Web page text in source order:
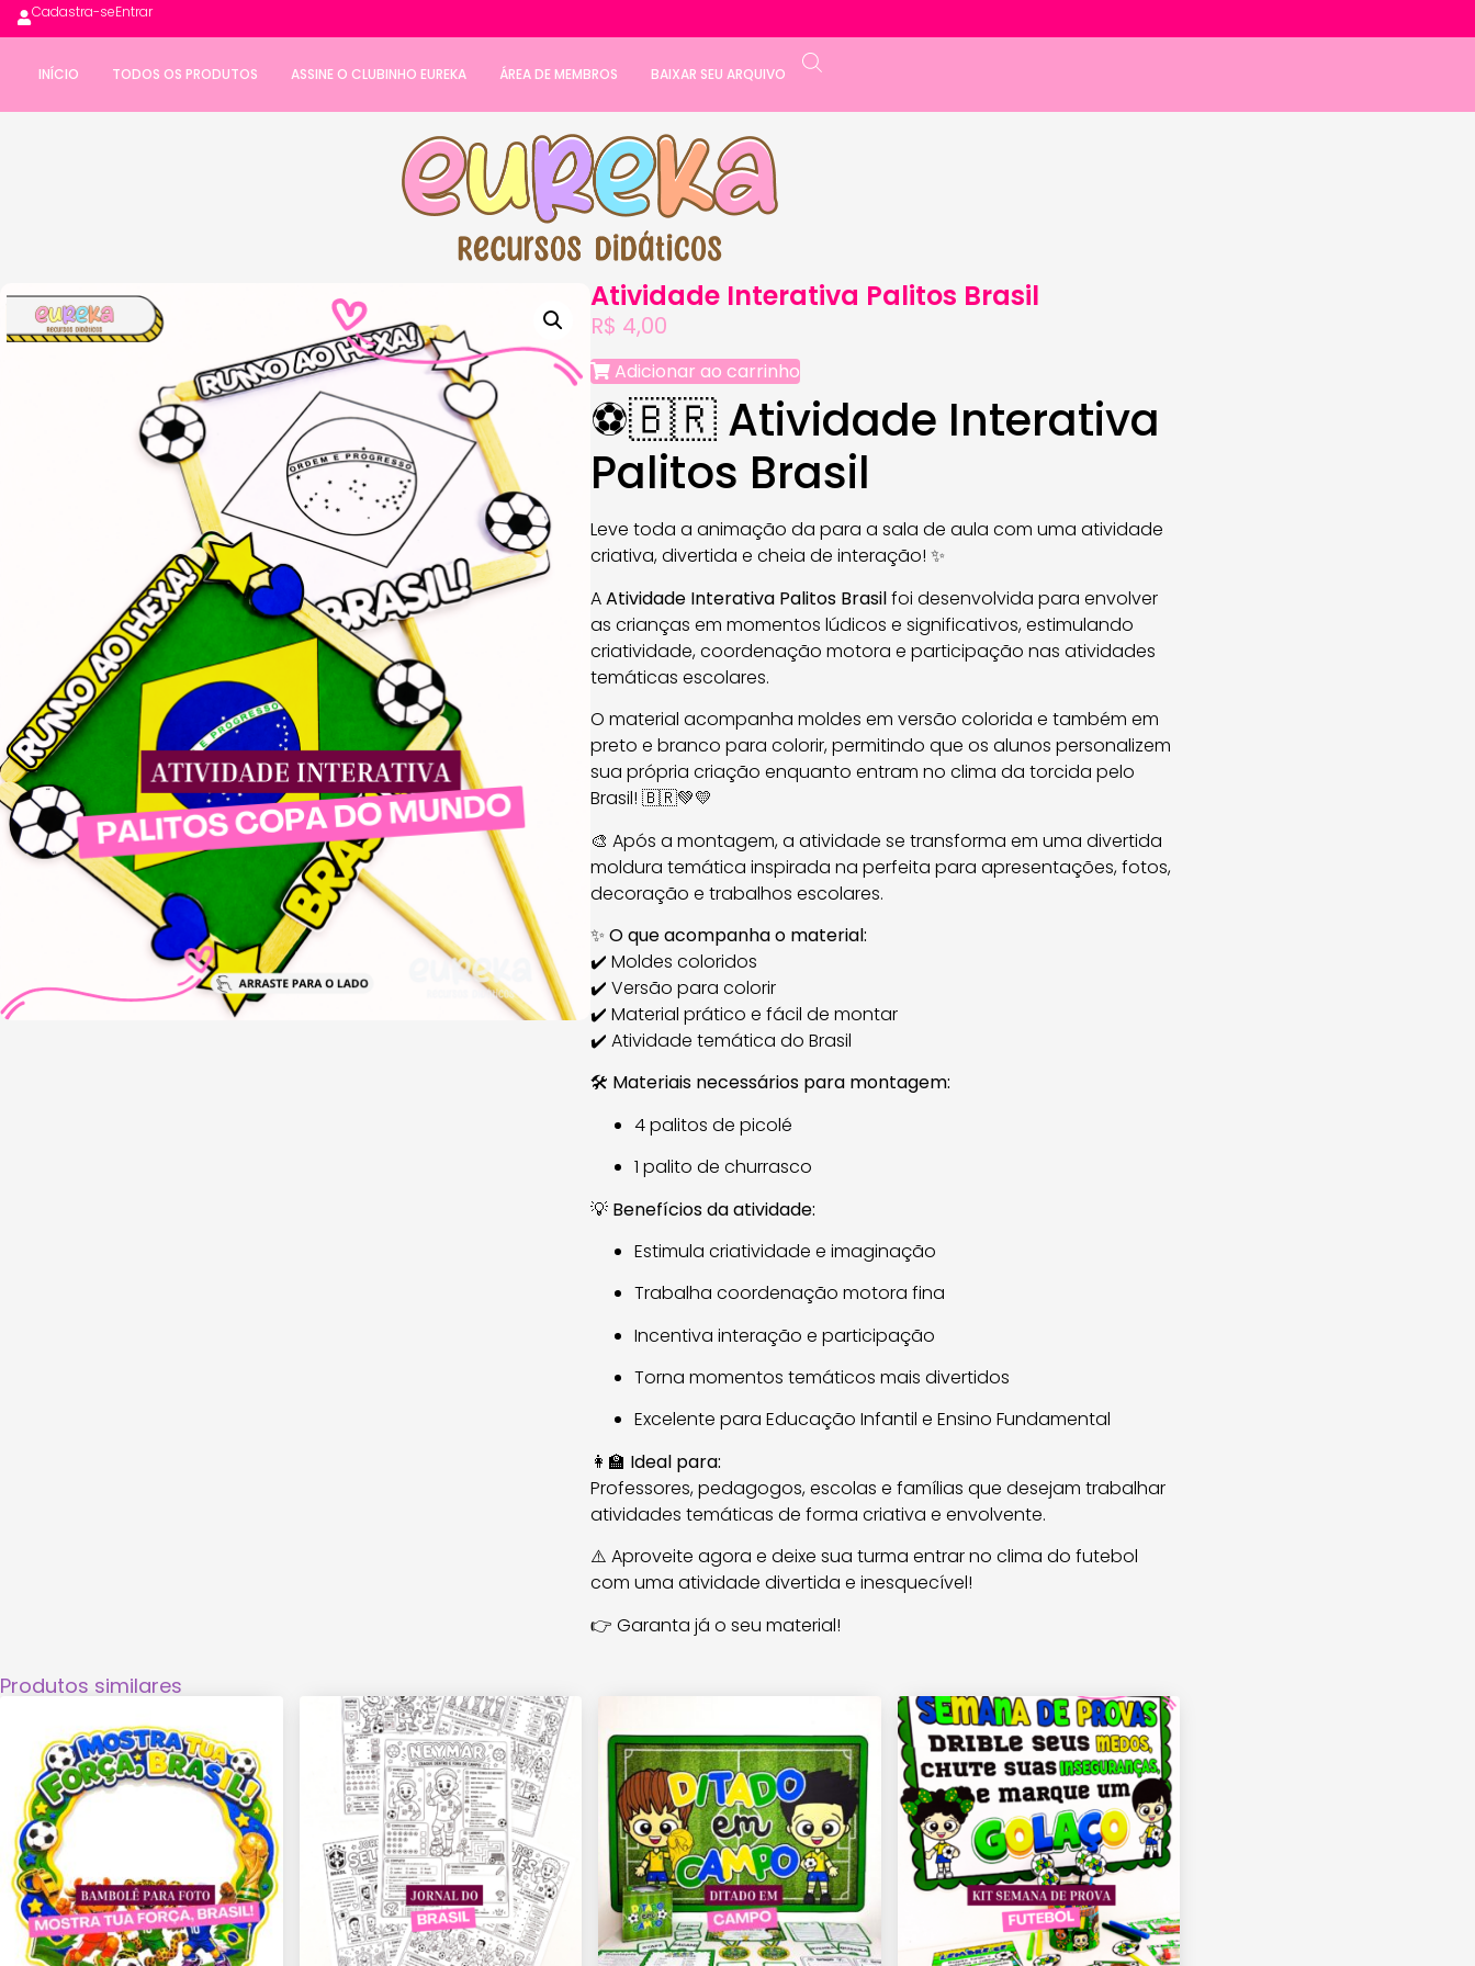
Cadastra-seEntrar
INÍCIO TODOS OS PRODUTOS ASSINE O CLUBINHO EUREKA ÁREA DE MEMBROS BAIXAR SEU ARQUIVO
Atividade Interativa Palitos Brasil
R$ 4,00
Adicionar ao carrinho
⚽🇧🇷 Atividade Interativa
Palitos Brasil
Leve toda a animação da para a sala de aula com uma atividade
criativa, divertida e cheia de interação! ✨
AAtividade Interativa Palitos Brasilfoi desenvolvida para envolver
as crianças em momentos lúdicos e significativos, estimulando
criatividade, coordenação motora e participação nas atividades
temáticas escolares.
O material acompanha moldes em versão colorida e também em
preto e branco para colorir, permitindo que os alunos personalizem
sua própria criação enquanto entram no clima da torcida pelo
Brasil! 🇧🇷💚💛
🎨 Após a montagem, a atividade se transforma em uma divertida
moldura temática inspirada na perfeita para apresentações, fotos,
decoração e trabalhos escolares.
✨ O que acompanha o material:
✔️ Moldes coloridos
✔️ Versão para colorir
✔️ Material prático e fácil de montar
✔️ Atividade temática do Brasil
🛠️ Materiais necessários para montagem:
4 palitos de picolé
1 palito de churrasco
💡 Benefícios da atividade:
Estimula criatividade e imaginação
Trabalha coordenação motora fina
Incentiva interação e participação
Torna momentos temáticos mais divertidos
Excelente para Educação Infantil e Ensino Fundamental
👩‍🏫 Ideal para:
Professores, pedagogos, escolas e famílias que desejam trabalhar
atividades temáticas de forma criativa e envolvente.
⚠️ Aproveite agora e deixe sua turma entrar no clima do futebol
com uma atividade divertida e inesquecível!
👉 Garanta já o seu material!
Produtos similares